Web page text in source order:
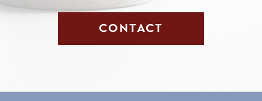
CONTACT